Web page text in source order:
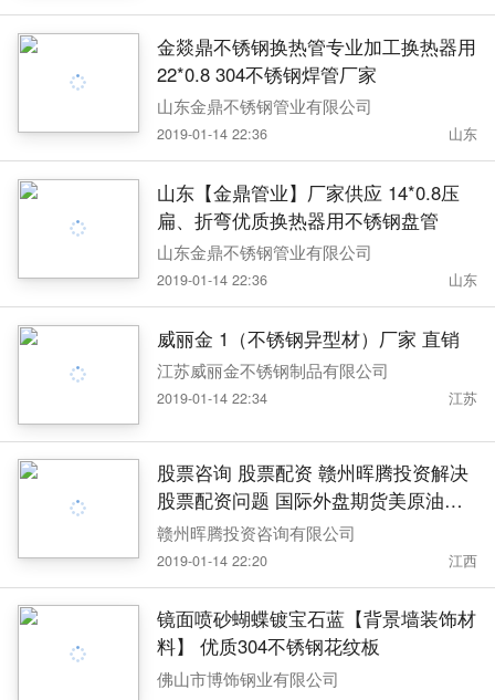
金燚鼎不锈钢换热管专业加工换热器用
22*0.8 304不锈钢焊管厂家
山东金鼎不锈钢管业有限公司
2019-01-14 22:36 山东
山东【金鼎管业】厂家供应 14*0.8压
扁、折弯优质换热器用不锈钢盘管
山东金鼎不锈钢管业有限公司
2019-01-14 22:36 山东
威丽金 1（不锈钢异型材）厂家 直销
江苏威丽金不锈钢制品有限公司
2019-01-14 22:34 江苏
股票咨询 股票配资 赣州晖腾投资解决
股票配资问题 国际外盘期货美原油开
户
赣州晖腾投资咨询有限公司
2019-01-14 22:20 江西
镜面喷砂蝴蝶镀宝石蓝【背景墙装饰材
料】 优质304不锈钢花纹板
佛山市博饰钢业有限公司